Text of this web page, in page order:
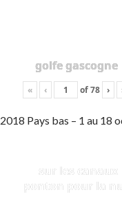
golfe gascogne
« ‹ of78 ›
2018 Pays bas – 1 au 18
sur les canaux
ponton pour la